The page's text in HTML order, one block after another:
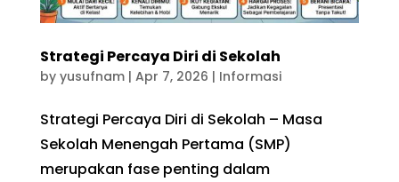
Strategi Percaya Diri di Sekolah
by yusufnam| Apr 7, 2026 | Informasi
Strategi Percaya Diri di Sekolah – Masa
Sekolah Menengah Pertama (SMP)
merupakan fase penting dalam